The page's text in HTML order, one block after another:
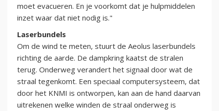
moet evacueren. En je voorkomt dat je hulpmiddelen
inzet waar dat niet nodig is."
Laserbundels
Om de wind te meten, stuurt de Aeolus laserbundels
richting de aarde. De dampkring kaatst de stralen
terug. Onderweg verandert het signaal door wat de
straal tegenkomt. Een speciaal computersysteem, dat
door het KNMI is ontworpen, kan aan de hand daarvan
uitrekenen welke winden de straal onderweg is